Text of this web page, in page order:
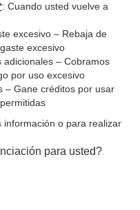
: Cuando usted vuelve a
excesivo – Rebaja de
excesivo
– Cobramos
por uso excesivo
– Gane créditos por usar
información o para realizar
para usted?